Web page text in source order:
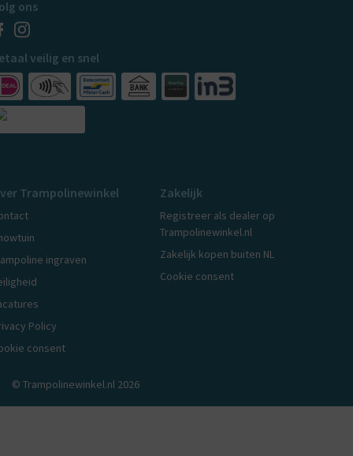
ons
veilig en snel
Trampolinewinkel
ingraven
Policy
consent
Zakelijk
Registreer als dealer op
Trampolinewinkel.nl
Zakelijk kopen buiten NL
Cookie consent
© Trampolinewinkel.nl 2026